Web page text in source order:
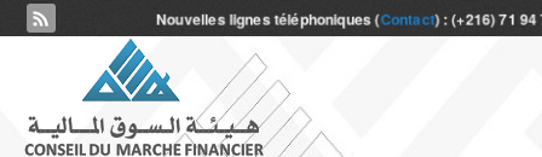
Nouvelles lignes téléphoniques (Contact) : (+216) 71